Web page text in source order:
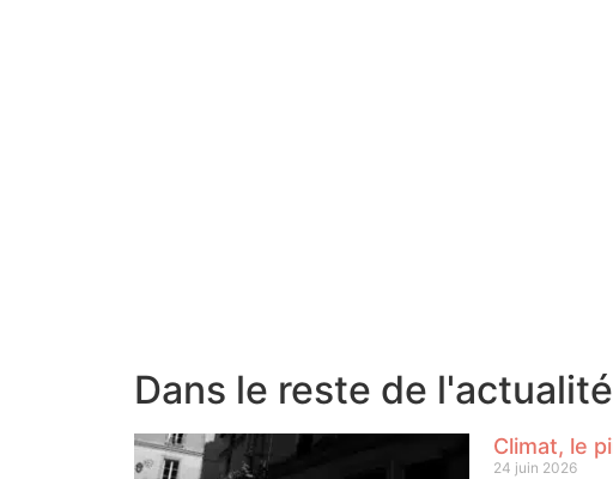
Dans le reste de
Climat, le
24 juin 2026